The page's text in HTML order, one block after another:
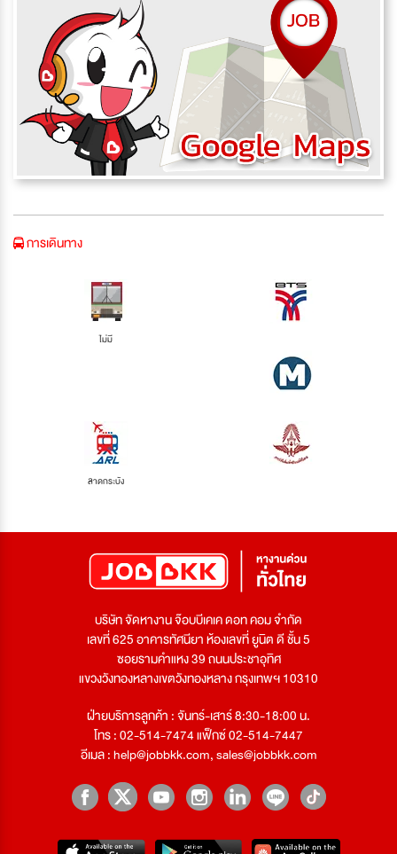
การเดินทาง
ไม่มี
ลาดกระบัง
บริษัท จัดหางาน จ๊อบบีเคเค ดอท คอม จำกัด
เลขที่ 625 อาคารทัศนียา ห้องเลขที่ ยูนิต ดี ชั้น 5
ซอยรามคำแหง 39 ถนนประชาอุทิศ
แขวงวังทองหลางเขตวังทองหลาง กรุงเทพฯ 10310
ฝ่ายบริการลูกค้า : จันทร์-เสาร์ 8:30-18:00 น.
โทร : 02-514-7474 แฟ็กซ์ 02-514-7447
อีเมล :help@jobbkk.com,sales@jobbkk.com